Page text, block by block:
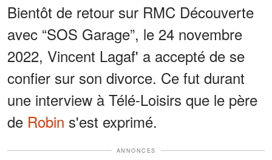
Bientôt de retour sur RMC Découverte
avec “SOS Garage”, le 24 novembre
2022, Vincent Lagaf' a accepté de se
confier sur son divorce. Ce fut durant
une interview à Télé-Loisirs que le père
de Robin s'est exprimé.
ANNONCES